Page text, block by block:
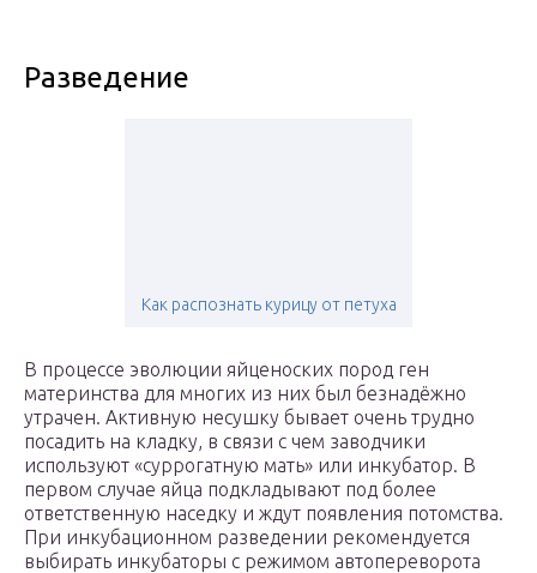
Разведение
Как распознать курицу от петуха
В процессе эволюции яйценоских пород ген
материнства для многих из них был безнадёжно
утрачен. Активную несушку бывает очень трудно
посадить на кладку, в связи с чем заводчики
используют «суррогатную мать» или инкубатор. В
первом случае яйца подкладывают под более
ответственную наседку и ждут появления потомства.
При инкубационном разведении рекомендуется
выбирать инкубаторы с режимом автопереворота